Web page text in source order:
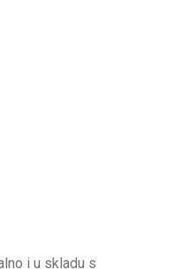
i u skladu s